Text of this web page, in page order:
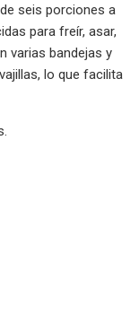
seis porciones a
para freír, asar,
varias bandejas y
lo que facilita